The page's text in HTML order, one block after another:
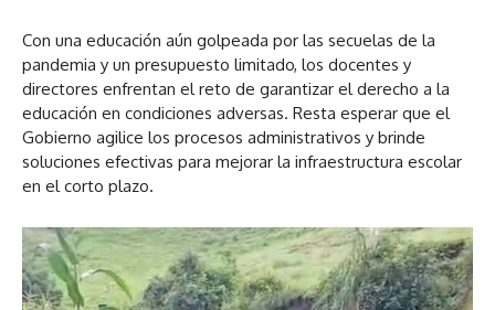
Con una educación aún golpeada por las secuelas de la
pandemia y un presupuesto limitado, los docentes y
directores enfrentan el reto de garantizar el derecho a la
educación en condiciones adversas. Resta esperar que el
Gobierno agilice los procesos administrativos y brinde
soluciones efectivas para mejorar la infraestructura escolar
en el corto plazo.